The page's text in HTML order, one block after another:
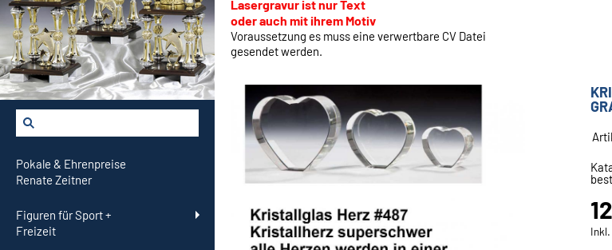
Pokale & Ehrenpreise
Renate Zeitner
Figuren für Sport +
Freizeit
Lasergravur ist nur Text
oder auch mit ihrem Motiv
Voraussetzung es muss eine verwertbare CV Datei
gesendet werden.
Inkl.